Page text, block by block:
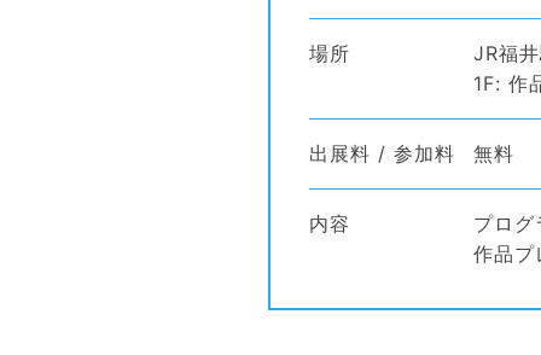
場所
JR福
1F: 作
出展料 / 参加料 無料
内容
プロ
作品